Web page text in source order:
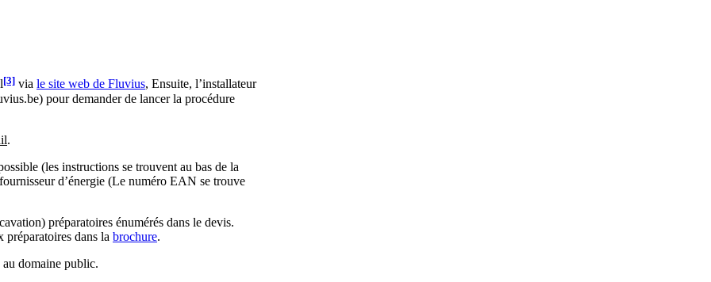
[3] viale site web de Fluvius, Ensuite, l’installateur
) pour demander de lancer la procédure
.
(les instructions se trouvent au bas de la
d’énergie (Le numéro EAN se trouve
préparatoires énumérés dans le devis.
préparatoires dans labrochure.
au domaine public.